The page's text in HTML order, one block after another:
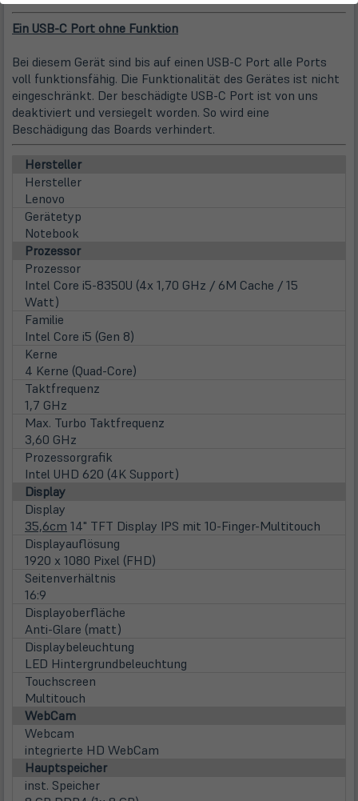
Ein USB-C Port ohne Funktion
Bei diesem Gerät sind bis auf einen USB-C Port alle Ports
voll funktionsfähig. Die Funktionalität des Gerätes ist nicht
eingeschränkt. Der beschädigte USB-C Port ist von uns
deaktiviert und versiegelt worden. So wird eine
Beschädigung das Boards verhindert.
Hersteller
Hersteller
Lenovo
Gerätetyp
Notebook
Prozessor
Prozessor
Intel Core i5-8350U (4x 1,70 GHz / 6M Cache / 15
Watt)
Familie
Intel Core i5 (Gen 8)
Kerne
4 Kerne (Quad-Core)
Taktfrequenz
1,7 GHz
Max. Turbo Taktfrequenz
3,60 GHz
Prozessorgrafik
Intel UHD 620 (4K Support)
Display
Display
35,6cm 14" TFT Display IPS mit 10-Finger-Multitouch
Displayauflösung
1920 x 1080 Pixel (FHD)
Seitenverhältnis
16:9
Displayoberfläche
Anti-Glare (matt)
Displaybeleuchtung
LED Hintergrundbeleuchtung
Touchscreen
Multitouch
WebCam
Webcam
integrierte HD WebCam
Hauptspeicher
inst. Speicher